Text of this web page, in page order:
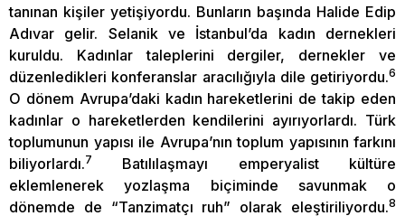
tanınan kişiler yetişiyordu. Bunların başında Halide Edip
Adıvar gelir. Selanik ve İstanbul’da kadın dernekleri
kuruldu. Kadınlar taleplerini dergiler, dernekler ve
düzenledikleri konferanslar aracılığıyla dile getiriyordu.6
O dönem Avrupa’daki kadın hareketlerini de takip eden
kadınlar o hareketlerden kendilerini ayırıyorlardı. Türk
toplumunun yapısı ile Avrupa’nın toplum yapısının farkını
biliyorlardı.7
Batılılaşmayı emperyalist kültüre
eklemlenerek yozlaşma biçiminde savunmak o
dönemde de “Tanzimatçı ruh” olarak eleştiriliyordu.8